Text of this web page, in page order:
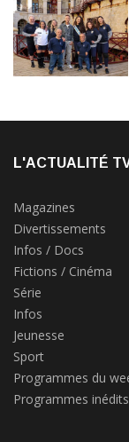
L'ACTUALITÉ
Magazines
Divertissements
Infos / Docs
Fictions / Cinéma
Série
Infos
Jeunesse
Sport
Programmes du
Programmes inédits